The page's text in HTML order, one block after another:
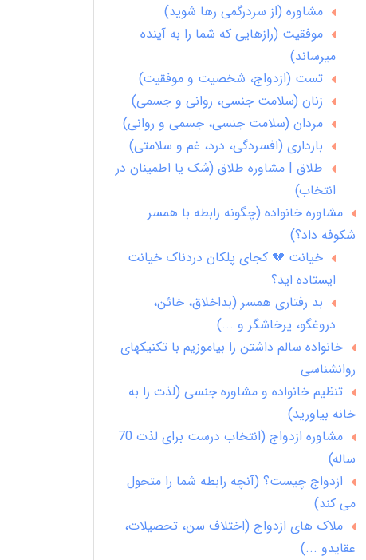
مشاوره (از سردرگمی رها شوید)
موفقیت (رازهایی که شما را به آینده
میرساند)
تست (ازدواج، شخصیت و موفقیت)
زنان (سلامت جنسی، روانی و جسمی)
مردان (سلامت جنسی، جسمی و روانی)
بارداری (افسردگی، درد، غم و سلامتی)
طلاق | مشاوره طلاق (شک یا اطمینان در
انتخاب)
مشاوره خانواده (چگونه رابطه با همسر
شکوفه داد؟)
خیانت 💔 کجای پلکان دردناک خیانت
ایستاده اید؟
بد رفتاری همسر (بداخلاق، خائن،
دروغگو، پرخاشگر و ...)
خانواده سالم داشتن را بیاموزیم با تکنیکهای
روانشناسی
تنظیم خانواده و مشاوره جنسی (لذت را به
خانه بیاورید)
مشاوره ازدواج (انتخاب درست برای لذت 70
ساله)
ازدواج چیست؟ (آنچه رابطه شما را متحول
می کند)
ملاک های ازدواج (اختلاف سن، تحصیلات،
عقایدو ...)